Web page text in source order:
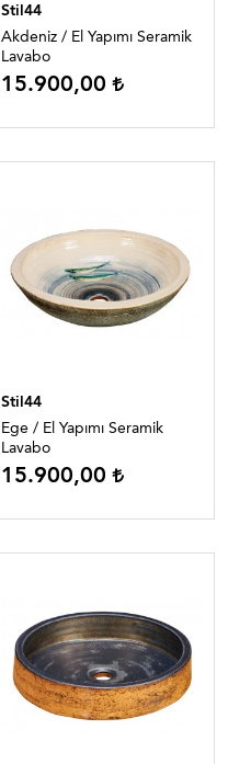
Stil44
Akdeniz / El Yapımı Seramik
Lavabo
15.900,00
Stil44
Ege / El Yapımı Seramik
Lavabo
15.900,00